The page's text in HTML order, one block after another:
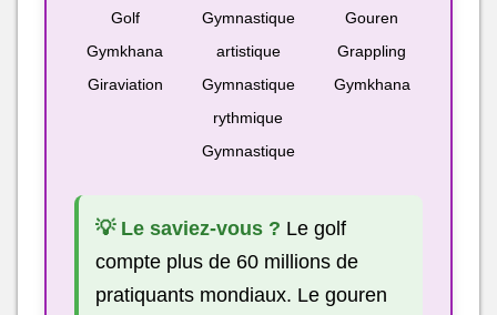
Golf
Gymkhana
Giraviation
Gymnastique
artistique
Gymnastique
rythmique
Gymnastique
Gouren
Grappling
Gymkhana
💡 Le saviez-vous ? Le golf
compte plus de 60 millions de
pratiquants mondiaux. Le gouren